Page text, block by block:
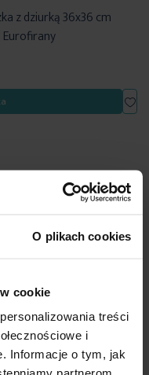
O plikach cookies
cookie
treści
i
Informacje o tym, jak
z dziurką 36x36 cm